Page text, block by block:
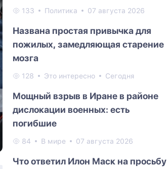
133 Политика 07 августа 2026
Названа простая привычка для
пожилых, замедляющая старение
мозга
128 Это интересно Сегодня
Мощный взрыв в Иране в районе
дислокации военных: есть
погибшие
84 В мире 07 августа 2026
Что ответил Илон Маск на просьбу